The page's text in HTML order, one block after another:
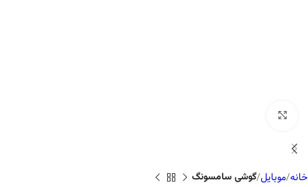
خانه موبایل گوشی سامسونگ